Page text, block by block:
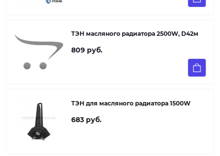
ТЭН масляного радиатора 2500W, D42м
809 руб.
ТЭН для масляного радиатора 1500W
683 руб.